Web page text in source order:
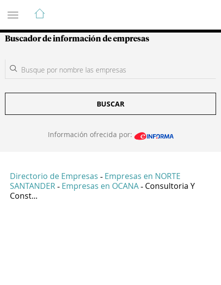
Guía de Empresas Colombianas
Buscador de información de empresas
BUSCAR
Información ofrecida por:
Directorio de Empresas - Empresas en NORTE
SANTANDER - Empresas en OCANA - Consultoria Y
Const...